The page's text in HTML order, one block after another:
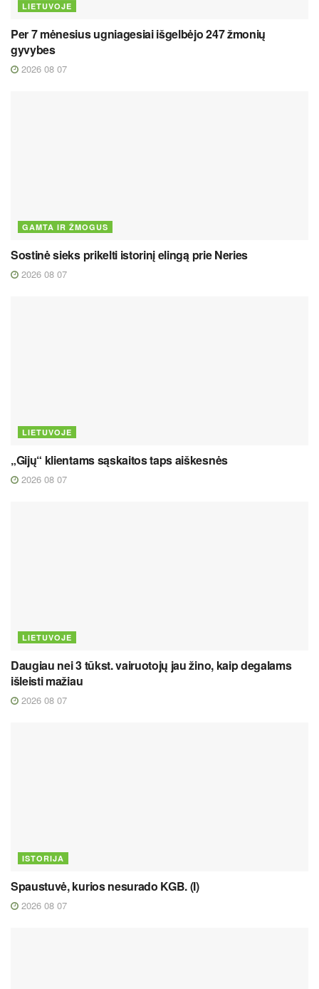
LIETUVOJE
Per 7 mėnesius ugniagesiai išgelbėjo 247 žmonių
gyvybes
2026 08 07
GAMTA IR ŽMOGUS
Sostinė sieks prikelti istorinį elingą prie Neries
2026 08 07
LIETUVOJE
„Gijų“ klientams sąskaitos taps aiškesnės
2026 08 07
LIETUVOJE
Daugiau nei 3 tūkst. vairuotojų jau žino, kaip degalams
išleisti mažiau
2026 08 07
ISTORIJA
Spaustuvė, kurios nesurado KGB. (I)
2026 08 07